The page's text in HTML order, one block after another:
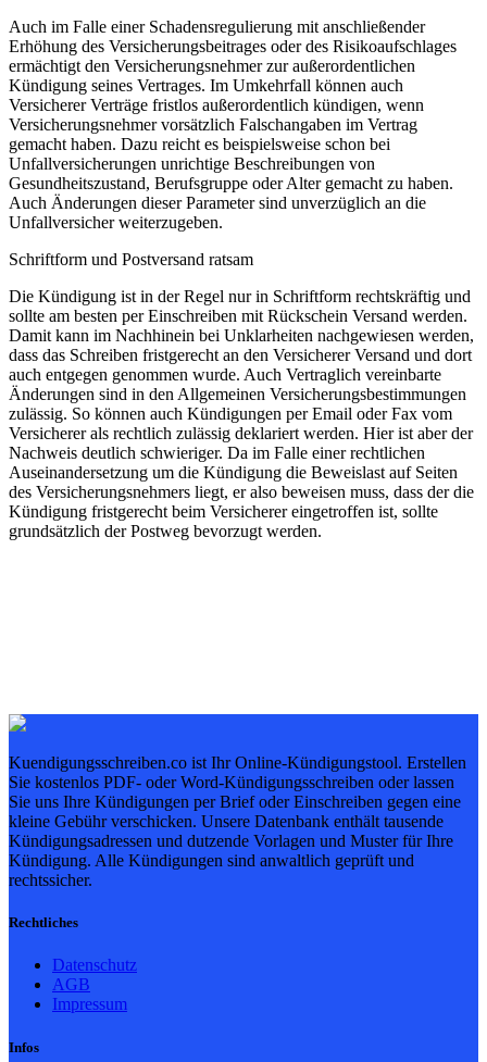
Auch im Falle einer Schadensregulierung mit anschließender
Erhöhung des Versicherungsbeitrages oder des Risikoaufschlages
ermächtigt den Versicherungsnehmer zur außerordentlichen
Kündigung seines Vertrages. Im Umkehrfall können auch
Versicherer Verträge fristlos außerordentlich kündigen, wenn
Versicherungsnehmer vorsätzlich Falschangaben im Vertrag
gemacht haben. Dazu reicht es beispielsweise schon bei
Unfallversicherungen unrichtige Beschreibungen von
Gesundheitszustand, Berufsgruppe oder Alter gemacht zu haben.
Auch Änderungen dieser Parameter sind unverzüglich an die
Unfallversicher weiterzugeben.
Schriftform und Postversand ratsam
Die Kündigung ist in der Regel nur in Schriftform rechtskräftig und
sollte am besten per Einschreiben mit Rückschein Versand werden.
Damit kann im Nachhinein bei Unklarheiten nachgewiesen werden,
dass das Schreiben fristgerecht an den Versicherer Versand und dort
auch entgegen genommen wurde. Auch Vertraglich vereinbarte
Änderungen sind in den Allgemeinen Versicherungsbestimmungen
zulässig. So können auch Kündigungen per Email oder Fax vom
Versicherer als rechtlich zulässig deklariert werden. Hier ist aber der
Nachweis deutlich schwieriger. Da im Falle einer rechtlichen
Auseinandersetzung um die Kündigung die Beweislast auf Seiten
des Versicherungsnehmers liegt, er also beweisen muss, dass der die
Kündigung fristgerecht beim Versicherer eingetroffen ist, sollte
grundsätzlich der Postweg bevorzugt werden.
Kuendigungsschreiben.co ist Ihr Online-Kündigungstool. Erstellen
Sie kostenlos PDF- oder Word-Kündigungsschreiben oder lassen
Sie uns Ihre Kündigungen per Brief oder Einschreiben gegen eine
kleine Gebühr verschicken. Unsere Datenbank enthält tausende
Kündigungsadressen und dutzende Vorlagen und Muster für Ihre
Kündigung. Alle Kündigungen sind anwaltlich geprüft und
rechtssicher.
Rechtliches
Datenschutz
AGB
Impressum
Infos